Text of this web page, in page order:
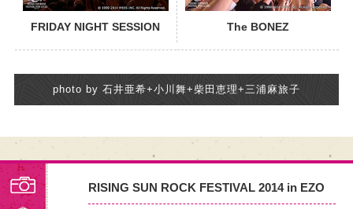
FRIDAY NIGHT SESSION The BONEZ
photo by 石井亜希+小川舞+柴田恵理+三浦麻旅子
RISING SUN ROCK FESTIVAL 2014 in EZO